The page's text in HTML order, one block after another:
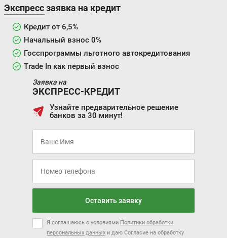
Экспресс заявка на кредит
Кредит от 6,5%
Начальный взнос 0%
Госспрограммы льготного автокредитования
Trade In как первый взнос
Заявка на
ЭКСПРЕСС-КРЕДИТ
Узнайте предварительное решение
банков за 30 минут!
Оставить заявку
Я соглашаюсь с условиями Политики обработки
персональных данных и даю Согласие на обработку